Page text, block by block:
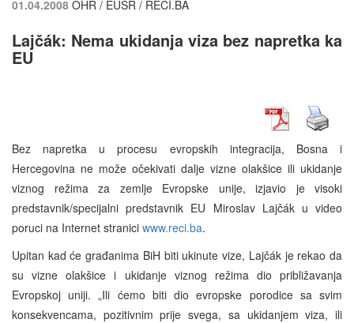
01.04.2008 OHR / EUSR / RECI.BA
Lajčák: Nema ukidanja viza bez napretka ka
EU
Bez napretka u procesu evropskih integracija, Bosna i
Hercegovina ne može očekivati dalje vizne olakšice ili ukidanje
viznog režima za zemlje Evropske unije, izjavio je visoki
predstavnik/specijalni predstavnik EU Miroslav Lajčák u video
poruci na Internet stranici www.reci.ba.
Upitan kad će građanima BiH biti ukinute vize, Lajčák je rekao da
su vizne olakšice i ukidanje viznog režima dio približavanja
Evropskoj uniji. „Ili ćemo biti dio evropske porodice sa svim
konsekvencama, pozitivnim prije svega, sa ukidanjem viza, ili